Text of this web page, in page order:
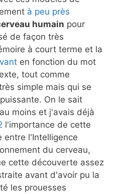
à peu près
humain pour
de façon très
à court terme et la
en fonction du mot
tout comme
simple mais qui se
On le sait
au moins et j'avais déjà
l'importance de cette
entre l'Intelligence
du cerveau,
cette découverte assez
avant d'avoir pu la
les prouesses